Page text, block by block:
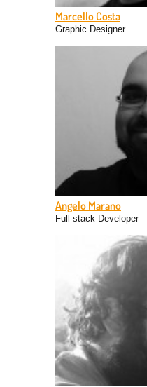
Marcello Costa
Graphic Designer
Architetto e designer.
comunicazione visiva
no-profit, movimenti
conclude il suo
design sviluppato in
Digitale Klasse del
Angelo Marano
Full-stack Developer
Classe 1987.
Specializzato in Visual
Retrogaming e
anni inizia a sviluppare
l'informatica. Ebbe il
Eccelso nelle materie
classiche. Inizia a lavo...
read more